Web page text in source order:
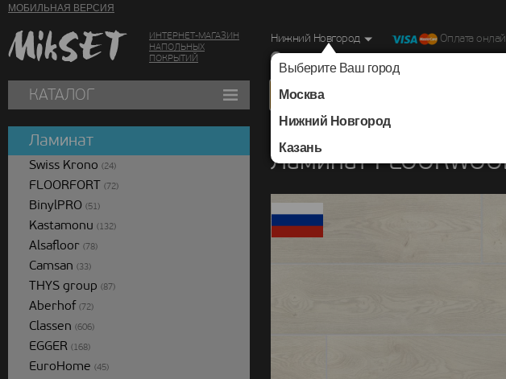
МОБИЛЬНАЯ ВЕРСИЯ
ИНТЕРНЕТ-МАГАЗИН
НАПОЛЬНЫХ
ПОКРЫТИЙ
Нижний Новгород
Выберите Ваш город
Москва
Нижний Новгород
Казань
Оплата
г. Нижний Новгород, Ул. Республиканская
КАТАЛОГ
Ламинат
Ламинат
Swiss Krono (24)
FLOORFORT (72)
BinylPRO (51)
Kastamonu (132)
Alsafloor (78)
Camsan (33)
THYS group (87)
Aberhof (72)
Classen (606)
EGGER (168)
EuroHome (45)